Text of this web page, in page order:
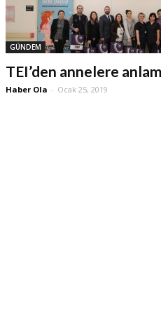
GÜNDEM
TEI’den annelere
Haber Ola - Ocak 25, 2019